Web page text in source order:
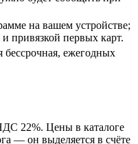
на вашем устройстве;
привязкой первых карт.
бессрочная, ежегодных
22%. Цены в каталоге
— он выделяется в счёте